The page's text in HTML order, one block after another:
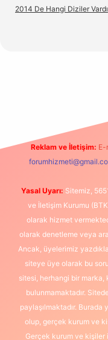
2014 De Hangi Diziler Vardı
Reklam ve İletişim: E-
Yasal Uyarı: Sitemiz,
ve İletişim Kurumu
olarak hizmet
olarak denetleme veya
Ancak, üyelerimiz
siteye üye olarak bu
sitesi, herhangi bir marka,
bulunmamaktadır.
paylaşılmaktadır.
olup, gerçek kurum ve
Gerçek kurum ve kişiler